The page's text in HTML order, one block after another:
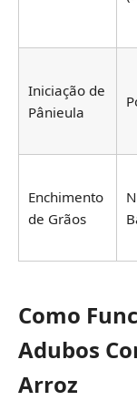
Iniciação de
Pânieula
Enchimento
de Grãos
Como
Adubos
Arroz